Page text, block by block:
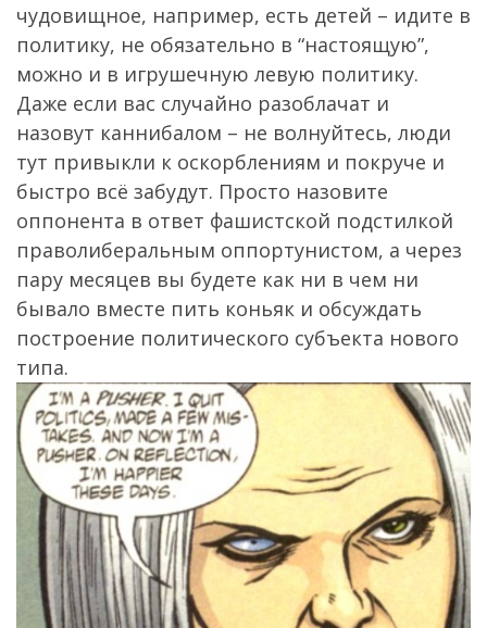
чудовищное, например, есть детей – идите в
политику, не обязательно в “настоящую”,
можно и в игрушечную левую политику.
Даже если вас случайно разоблачат и
назовут каннибалом – не волнуйтесь, люди
тут привыкли к оскорблениям и покруче и
быстро всё забудут. Просто назовите
оппонента в ответ фашистской подстилкой
праволиберальным оппортунистом, а через
пару месяцев вы будете как ни в чем ни
бывало вместе пить коньяк и обсуждать
построение политического субъекта нового
типа.